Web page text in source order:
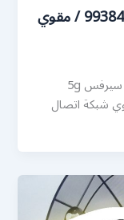
رقم مقوي شبكة 5g الدسمة / 99384888 / مقوي
رقم مقوي شبكة 5g الدسمة الكويت مقوي سيرفس 5g
شبكة اتصال